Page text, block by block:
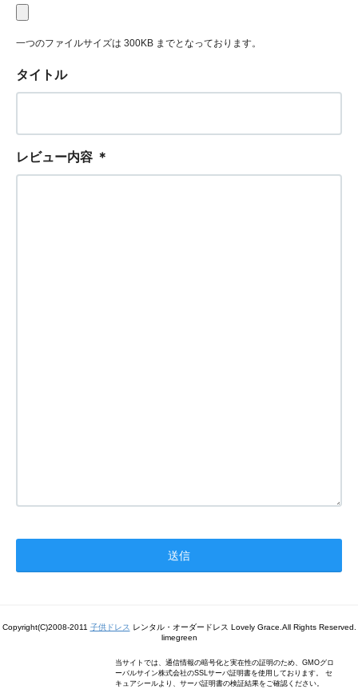
一つのファイルサイズは 300KB までとなっております。
タイトル
レビュー内容 ＊
Copyright(C)2008-2011 子供ドレス レンタル・オーダードレス Lovely Grace.All Rights Reserved.
limegreen
当サイトでは、通信情報の暗号化と実在性の証明のため、GMOグロ
ーバルサイン株式会社のSSLサーバ証明書を使用しております。 セ
キュアシールより、サーバ証明書の検証結果をご確認ください。